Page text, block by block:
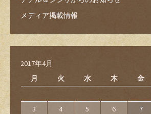
メディア掲載情報
2017年4月
月
火 水 木 金
3
4 5 6 7